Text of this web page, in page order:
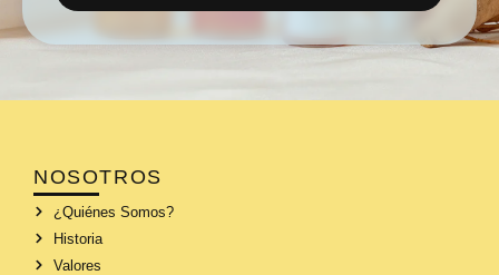
NOSOTROS
¿Quiénes Somos?
Historia
Valores